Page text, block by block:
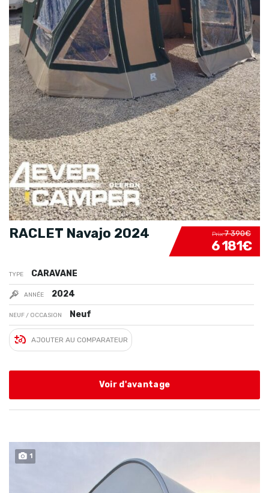
Prix7 390€
6 181€
RACLET Navajo 2024
TYPE CARAVANE
ANNÉE 2024
NEUF / OCCASION Neuf
AJOUTER AU COMPARATEUR
Voir d'avantage
1